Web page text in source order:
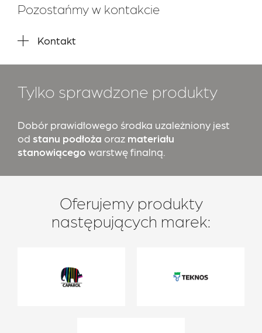
Pozostańmy w kontakcie
Kontakt
Tylko sprawdzone produkty
Dobór prawidłowego środka uzależniony jest
od stanu podłoża oraz materiału
stanowiącego warstwę finalną.
Oferujemy produkty
następujących marek: